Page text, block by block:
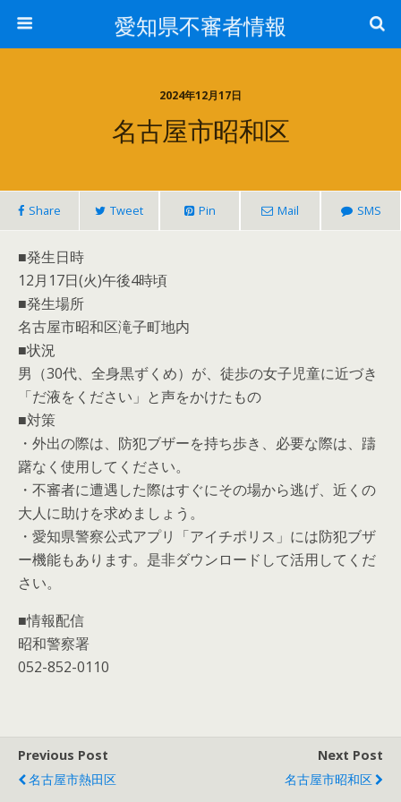
愛知県不審者情報
2024年12月17日
名古屋市昭和区
Share Tweet Pin Mail SMS
■発生日時
12月17日(火)午後4時頃
■発生場所
名古屋市昭和区滝子町地内
■状況
男（30代、全身黒ずくめ）が、徒歩の女子児童に近づき
「だ液をください」と声をかけたもの
■対策
・外出の際は、防犯ブザーを持ち歩き、必要な際は、躊
躇なく使用してください。
・不審者に遭遇した際はすぐにその場から逃げ、近くの
大人に助けを求めましょう。
・愛知県警察公式アプリ「アイチポリス」には防犯ブザ
ー機能もあります。是非ダウンロードして活用してくだ
さい。
■情報配信
昭和警察署
052-852-0110
Previous Post
名古屋市熱田区
Next Post
名古屋市昭和区